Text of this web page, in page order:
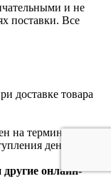
и не
поставки. Все
доставке товара
на терминал
денежных
онлайн-